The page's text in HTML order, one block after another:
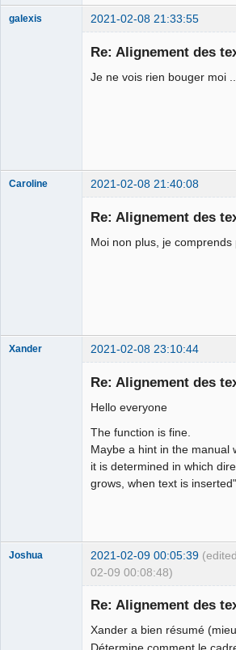
galexis 2021-02-08 21:33:55
Re: Alignement des
Je ne vois rien bouger moi
Caroline 2021-02-08 21:40:08
Re: Alignement des
Moi non plus, je
Xander 2021-02-08 23:10:44
Re: Alignement des
Hello everyone
The function is fine.
Maybe a hint in the manual
it is determined in which
grows, when text is inserted"
Joshua 2021-02-09 00:05:39
02-09 00:08:48)
Re: Alignement des
Xander a bien résumé